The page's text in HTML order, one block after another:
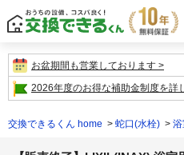
お盆期間も営業しております
2026年度のお得な補助金制度を詳
交換できるくん home 蛇口(水栓) 浴